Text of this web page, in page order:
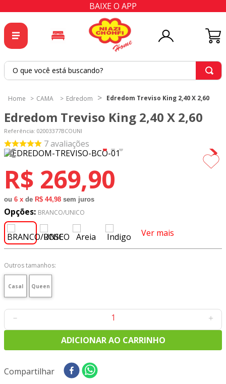
BAIXE O APP
O que você está buscando?
CAMA Edredom Edredom Treviso King 2,40 X 2,60
Edredom Treviso King 2,40 X 2,60
Referência: 02003377BCOUNI
7avaliações
R$ 269,90
ou 6 x de R$ 44,98 sem juros
Opções: BRANCO/UNICO
Ver mais
Outros tamanhos:
Casal Queen
＋
－
ADICIONAR AO CARRINHO
Compartilhar
2 º
tapete
3º
cortina
4º
tapetes
5º
tecido percal
tricoline digital
7º
percal
9º
tecido oxford
10º toalha mesa